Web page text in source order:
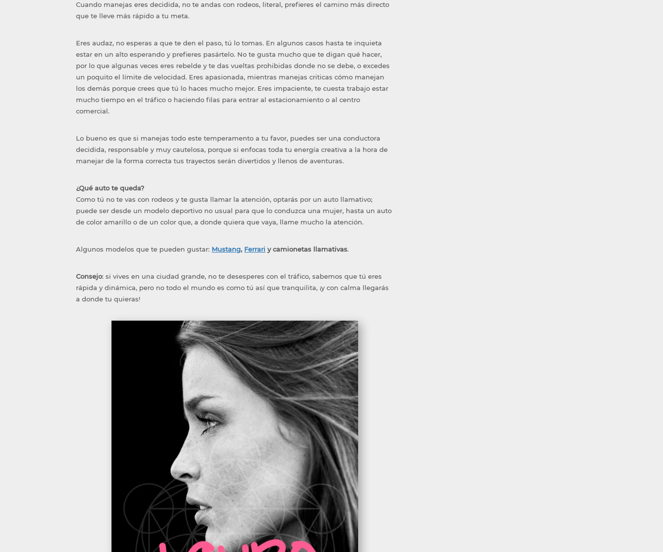
Cuando manejas eres decidida, no te andas con rodeos, literal, prefieres el camino más directo
que te lleve más rápido a tu meta.
Eres audaz, no esperas a que te den el paso, tú lo tomas. En algunos casos hasta te inquieta
estar en un alto esperando y prefieres pasártelo. No te gusta mucho que te digan qué hacer,
por lo que algunas veces eres rebelde y te das vueltas prohibidas donde no se debe, o excedes
un poquito el límite de velocidad. Eres apasionada, mientras manejas criticas cómo manejan
los demás porque crees que tú lo haces mucho mejor. Eres impaciente, te cuesta trabajo estar
mucho tiempo en el tráfico o haciendo filas para entrar al estacionamiento o al centro
comercial.
Lo bueno es que si manejas todo este temperamento a tu favor, puedes ser una conductora
decidida, responsable y muy cautelosa, porque si enfocas toda tu energía creativa a la hora de
manejar de la forma correcta tus trayectos serán divertidos y llenos de aventuras.
¿Qué auto te queda?
Como tú no te vas con rodeos y te gusta llamar la atención, optarás por un auto llamativo;
puede ser desde un modelo deportivo no usual para que lo conduzca una mujer, hasta un auto
de color amarillo o de un color que, a donde quiera que vaya, llame mucho la atención.
Algunos modelos que te pueden gustar: Mustang, Ferrari y camionetas llamativas.
Consejo: si vives en una ciudad grande, no te desesperes con el tráfico, sabemos que tú eres
rápida y dinámica, pero no todo el mundo es como tú así que tranquilita, ¡y con calma llegarás
a donde tu quieras!